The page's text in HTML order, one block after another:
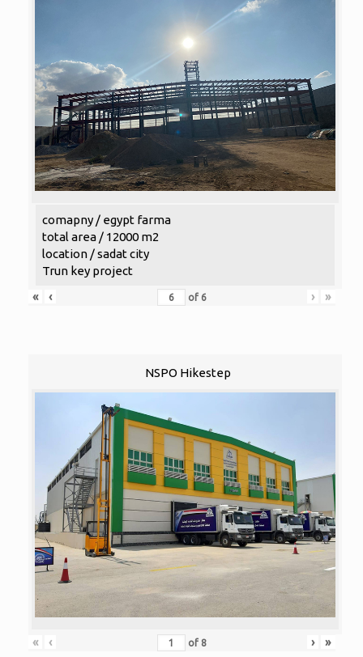
comapny / egypt farma
total area / 12000 m2
location / sadat city
Trun key project
«
‹ of 6 › »
NSPO Hikestep
« ‹ of 8 › »